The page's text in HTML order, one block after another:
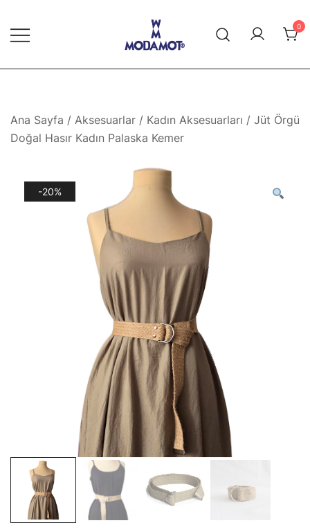
content
Modamot E-Ticaret
0
Ana Sayfa / Aksesuarlar / Kadın Aksesuarları / Jüt Örgü
Doğal Hasır Kadın Palaska Kemer
-20%